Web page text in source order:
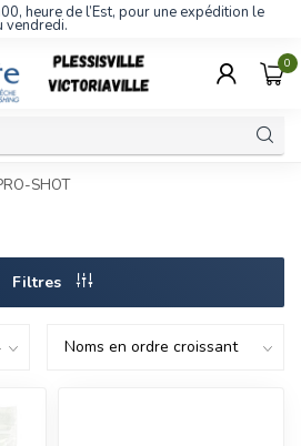
heure de l’Est, pour une expédition le
vendredi.
0
SHOT
Filtres